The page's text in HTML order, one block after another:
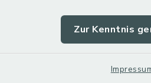
Zur Kenntnis
Cookie-